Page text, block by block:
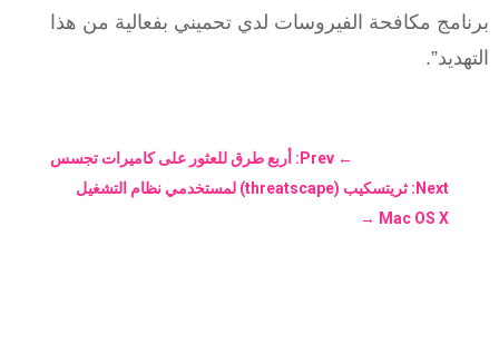
برنامج مكافحة الفيروسات لدي تحميني بفعالية من هذا
التهديد”.
←Prev: أربع طرق للعثور على كاميرات تجسس
Next: ثريتسكيب (threatscape) لمستخدمي نظام التشغيل
Mac OS X
→